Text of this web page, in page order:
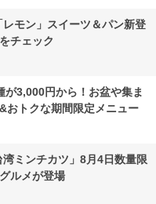
モン」スイーツ＆パン新登
チェック
が3,000円から！お盆や集ま
おトクな期間限定メニュー
ミンチカツ」8月4日数量限
ルメが登場